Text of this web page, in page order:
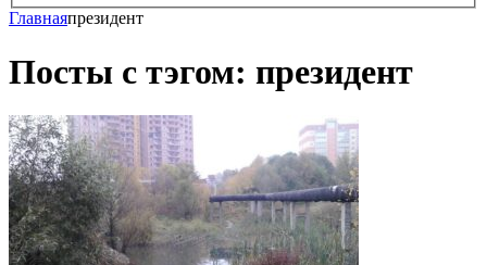
Главнаяпрезидент
Посты с тэгом: президент